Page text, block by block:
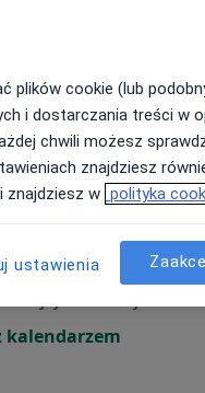
Ndz, Pon,
kalendarzem
plików cookie (lub
i dostarczania treści w
chwili możesz
znajdziesz
znajdziesz w polityka
ustawienia